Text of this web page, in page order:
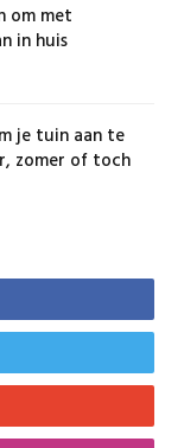
om met
in huis
je tuin aan te
zomer of toch